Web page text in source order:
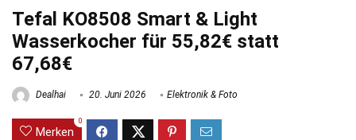
Tefal KO8508 Smart & Light
Wasserkocher für 55,82€ statt
67,68€
Dealhai 20. Juni 2026 Elektronik & Foto
Merken
0